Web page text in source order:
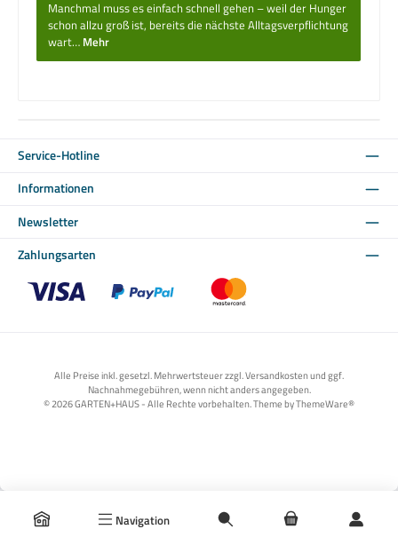
Navigation
Manchmal muss es einfach schnell gehen – weil der Hunger
schon allzu groß ist, bereits die nächste Alltagsverpflichtung
wart… Mehr
Service-Hotline
Informationen
Newsletter
Zahlungsarten
Alle Preise inkl. gesetzl. Mehrwertsteuer zzgl. Versandkosten und ggf.
Nachnahmegebühren, wenn nicht anders angegeben.
© 2026 GARTEN+HAUS - Alle Rechte vorbehalten. Theme byThemeWare®